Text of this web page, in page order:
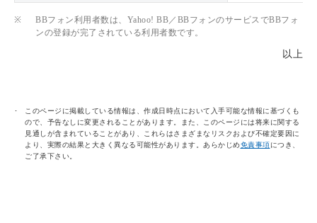
※
BBフォン利用者数は、Yahoo! BB／BBフォンのサービスでBBフォ
ンの登録が完了されている利用者数です。
以上
このページに掲載している情報は、作成日時点において入手可能な情報に基づくも
ので、予告なしに変更されることがあります。また、このページには将来に関する
見通しが含まれていることがあり、これらはさまざまなリスクおよび不確定要因に
より、実際の結果と大きく異なる可能性があります。あらかじめ免責事項につき、
ご了承下さい。